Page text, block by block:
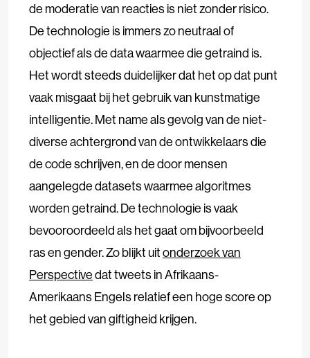
de moderatie van reacties is niet zonder risico.
De technologie is immers zo neutraal of
objectief als de data waarmee die getraind is.
Het wordt steeds duidelijker dat het op dat punt
vaak misgaat bij het gebruik van kunstmatige
intelligentie. Met name als gevolg van de niet-
diverse achtergrond van de ontwikkelaars die
de code schrijven, en de door mensen
aangelegde datasets waarmee algoritmes
worden getraind. De technologie is vaak
bevooroordeeld als het gaat om bijvoorbeeld
ras en gender. Zo blijkt uitonderzoek van
Perspectivedat tweets in Afrikaans-
Amerikaans Engels relatief een hoge score op
het gebied van giftigheid krijgen.